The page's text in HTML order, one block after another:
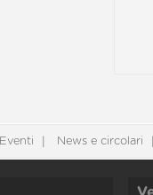
Eventi News e circolari